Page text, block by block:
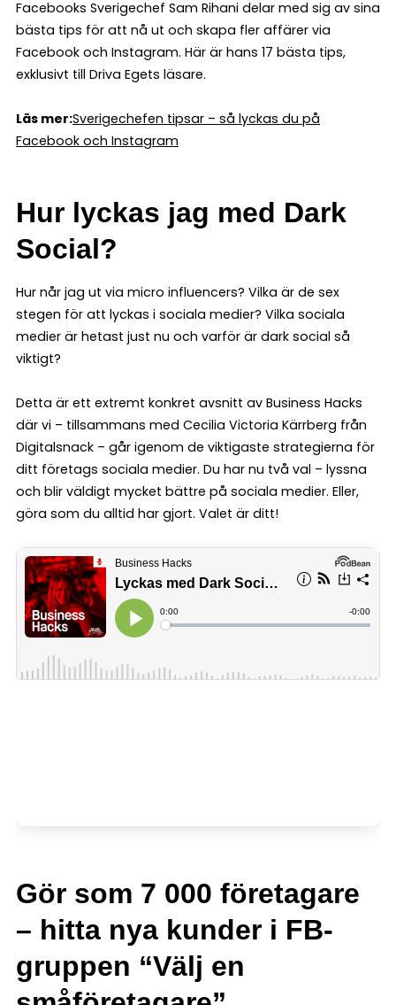
Facebooks Sverigechef Sam Rihani delar med sig av sina
bästa tips för att nå ut och skapa fler affärer via
Facebook och Instagram. Här är hans 17 bästa tips,
exklusivt till Driva Egets läsare.
Läs mer:Sverigechefen tipsar – så lyckas du på
Facebook och Instagram
Hur lyckas jag med Dark
Social?
Hur når jag ut via micro influencers? Vilka är de sex
stegen för att lyckas i sociala medier? Vilka sociala
medier är hetast just nu och varför är dark social så
viktigt?
Detta är ett extremt konkret avsnitt av Business Hacks
där vi – tillsammans med Cecilia Victoria Kärrberg från
Digitalsnack – går igenom de viktigaste strategierna för
ditt företags sociala medier. Du har nu två val – lyssna
och blir väldigt mycket bättre på sociala medier. Eller,
göra som du alltid har gjort. Valet är ditt!
Gör som 7 000 företagare
– hitta nya kunder i FB-
gruppen “Välj en